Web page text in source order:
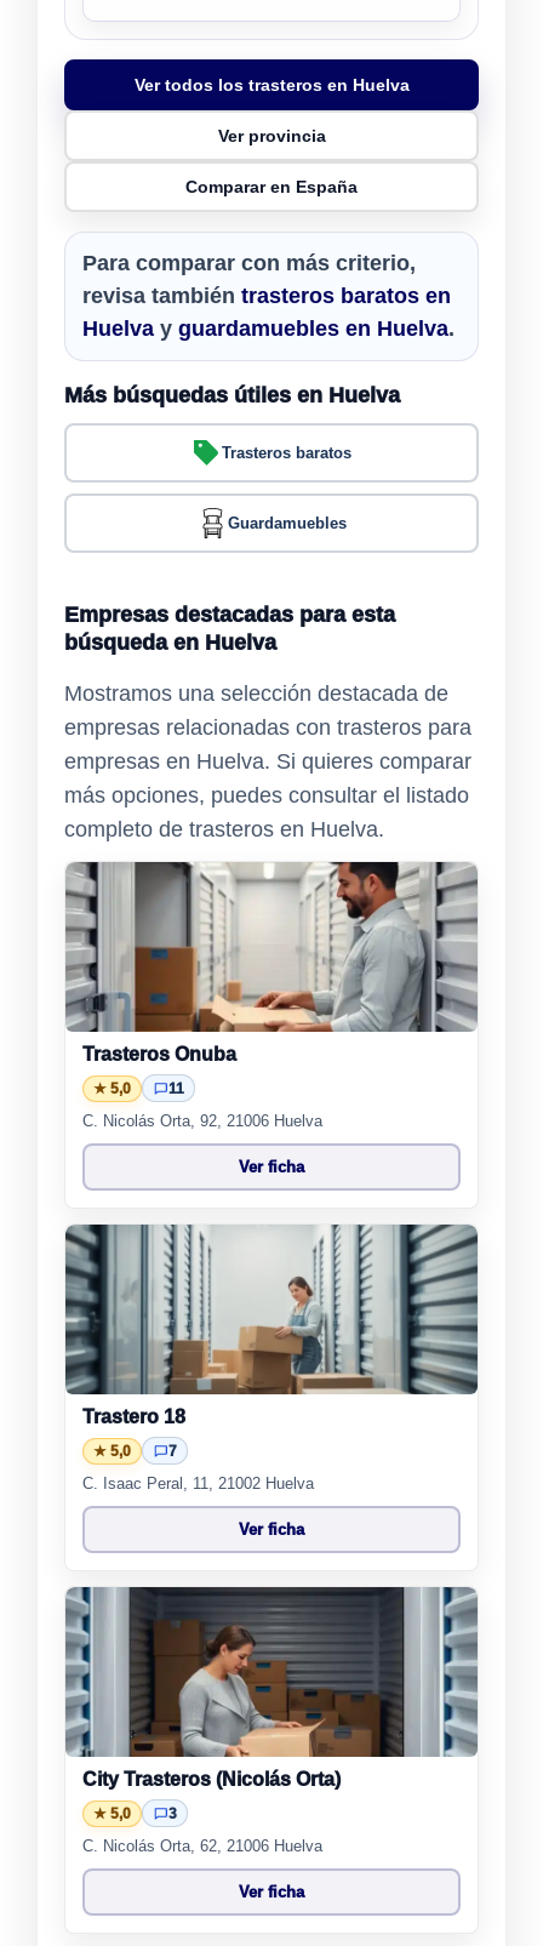
Ver todos los trasteros en Huelva
Ver provincia
Comparar en España
Para comparar con más criterio,
revisa también trasteros baratos en
Huelva y guardamuebles en Huelva.
Más búsquedas útiles en Huelva
Trasteros baratos
Guardamuebles
Empresas destacadas para esta
búsqueda en Huelva
Mostramos una selección destacada de
empresas relacionadas con trasteros para
empresas en Huelva. Si quieres comparar
más opciones, puedes consultar el listado
completo de trasteros en Huelva.
Trasteros Onuba
★ 5,0
11
C. Nicolás Orta, 92, 21006 Huelva
Ver ficha
Trastero 18
★ 5,0
7
C. Isaac Peral, 11, 21002 Huelva
Ver ficha
City Trasteros (Nicolás Orta)
★ 5,0
3
C. Nicolás Orta, 62, 21006 Huelva
Ver ficha